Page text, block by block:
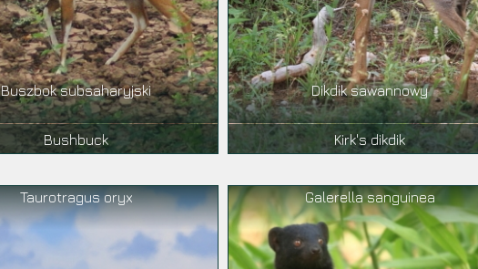
Buszbok subsaharyjski
Bushbuck
Dikdik sawannowy
Kirk's dikdik
Taurotragus oryx Galerella sanguinea